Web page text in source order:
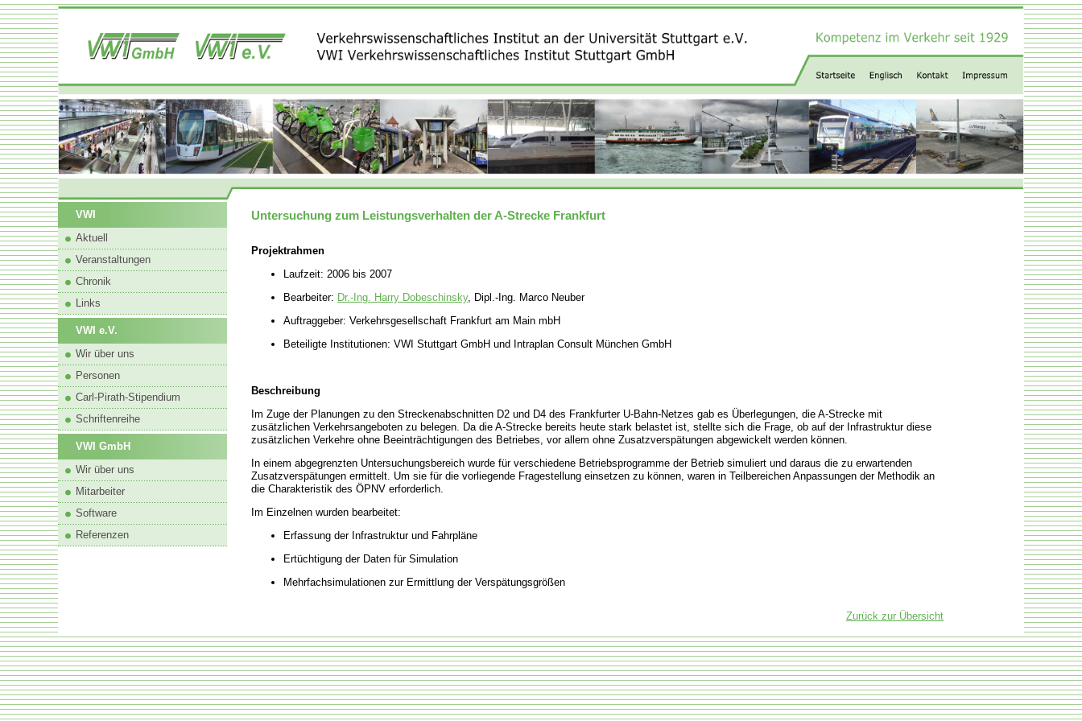
VWI
Aktuell
Veranstaltungen
Chronik
Links
VWI e.V.
Wir über uns
Personen
Carl-Pirath-Stipendium
Schriftenreihe
VWI GmbH
Wir über uns
Mitarbeiter
Software
Referenzen
Untersuchung zum Leistungsverhalten der A-Strecke Frankfurt
Projektrahmen
Laufzeit: 2006 bis 2007
Bearbeiter: Dr.-Ing. Harry Dobeschinsky, Dipl.-Ing. Marco Neuber
Auftraggeber: Verkehrsgesellschaft Frankfurt am Main mbH
Beteiligte Institutionen: VWI Stuttgart GmbH und Intraplan Consult München GmbH
Beschreibung
Im Zuge der Planungen zu den Streckenabschnitten D2 und D4 des Frankfurter U-Bahn-Netzes gab es Überlegungen, die A-Strecke mit
zusätzlichen Verkehrsangeboten zu belegen. Da die A-Strecke bereits heute stark belastet ist, stellte sich die Frage, ob auf der Infrastruktur diese
zusätzlichen Verkehre ohne Beeinträchtigungen des Betriebes, vor allem ohne Zusatzverspätungen abgewickelt werden können.
In einem abgegrenzten Untersuchungsbereich wurde für verschiedene Betriebsprogramme der Betrieb simuliert und daraus die zu erwartenden
Zusatzverspätungen ermittelt. Um sie für die vorliegende Fragestellung einsetzen zu können, waren in Teilbereichen Anpassungen der Methodik an
die Charakteristik des ÖPNV erforderlich.
Im Einzelnen wurden bearbeitet:
Erfassung der Infrastruktur und Fahrpläne
Ertüchtigung der Daten für Simulation
Mehrfachsimulationen zur Ermittlung der Verspätungsgrößen
Zurück zur Übersicht